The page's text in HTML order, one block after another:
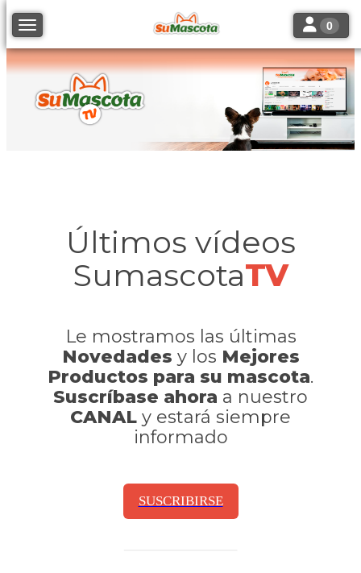
Toggle navigation Toggle
0
Últimos vídeos
SumascotaTV
Le mostramos las últimas
Novedades y los Mejores
Productos para su mascota.
Suscríbase ahora a nuestro
CANAL y estará siempre
informado
SUSCRIBIRSE